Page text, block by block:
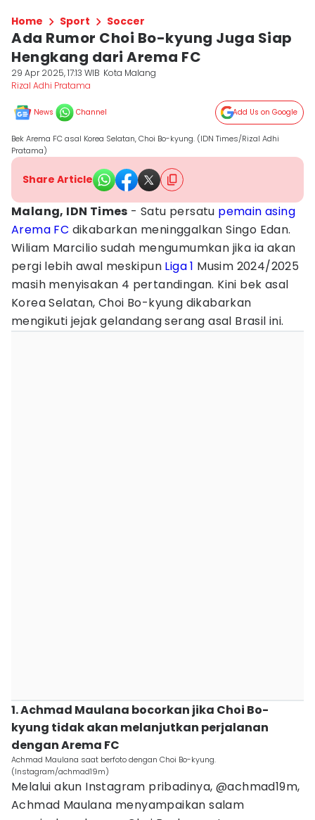
Home Sport Soccer
Ada Rumor Choi Bo-kyung Juga Siap
Hengkang dari Arema FC
29 Apr 2025, 17:13 WIB Kota Malang
Rizal Adhi Pratama
News Channel Add Us on Google
Bek Arema FC asal Korea Selatan, Choi Bo-kyung. (IDN Times/Rizal Adhi
Pratama)
Share Article
Malang, IDN Times - Satu persatu pemain asing
Arema FC dikabarkan meninggalkan Singo Edan.
Wiliam Marcilio sudah mengumumkan jika ia akan
pergi lebih awal meskipun Liga 1 Musim 2024/2025
masih menyisakan 4 pertandingan. Kini bek asal
Korea Selatan, Choi Bo-kyung dikabarkan
mengikuti jejak gelandang serang asal Brasil ini.
1. Achmad Maulana bocorkan jika Choi Bo-
kyung tidak akan melanjutkan perjalanan
dengan Arema FC
Achmad Maulana saat berfoto dengan Choi Bo-kyung.
(Instagram/achmad19m)
Melalui akun Instagram pribadinya, @achmad19m,
Achmad Maulana menyampaikan salam